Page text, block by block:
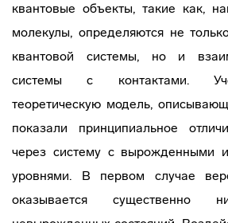
квантовые объекты, такие как,
молекулы, определяются не
квантовой системы, но и
системы с контактами.
теоретическую модель,
показали принципиальное
через систему с вырожденными
уровнями. В первом случае
оказывается